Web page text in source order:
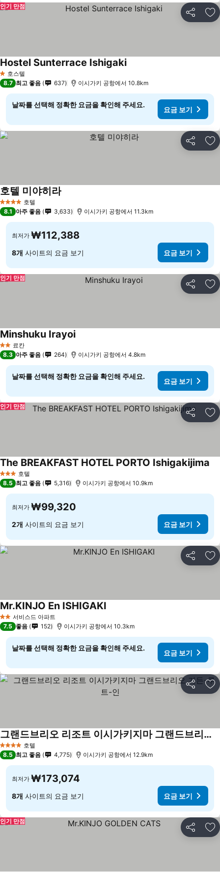
공유 즐
인기 만점
1 성급호스텔
Hostel Sunterrace Ishigaki요금 보기
8.7 최고 좋음 637 이시가키 공항에서 10.8km
날짜를 선택해 정확한 요금을 확인해 주세요.
요금 보기
공유 즐
4 성급 호텔
호텔 미야히라
8.1 아주 좋음 3,633 이시가키 공항에서 11.3km
최저가 ₩112,388
8개 사이트의 요금 보기 요금 보기
공유 즐
인기 만점
2 성급료칸
Minshuku Irayoi요금 보기
8.3 아주 좋음 264 이시가키 공항에서 4.8km
날짜를 선택해 정확한 요금을 확인해 주세요.
요금 보기
공유 즐
인기 만점
3 성급 호텔
The BREAKFAST HOTEL PORTO Ishigakijima
8.5 최고 좋음 5,316 이시가키 공항에서 10.9km
최저가 ₩99,320
2개 사이트의 요금 보기 요금 보기
공유 즐
2 성급서비스드 아파트
Mr.KINJO En ISHIGAKI
7.5 좋음 152 이시가키 공항에서 10.3km
날짜를 선택해 정확한 요금을 확인해 주세요.
요금 보기
공유 즐
4 성급 호텔
그랜드브리오 리조트 이시가키지마 그랜드브리오 가든-루트-인
요금 보기
8.5 최고 좋음 4,775 이시가키 공항에서 12.9km
최저가 ₩173,074
8개 사이트의 요금 보기 요금 보기
공유 즐
인기 만점